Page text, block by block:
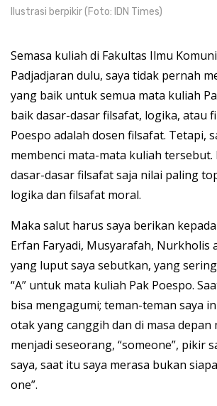
Ilustrasi berpikir (Foto: IDN Times)
Semasa kuliah di Fakultas Ilmu
Padjadjaran dulu, saya tidak pernah
yang baik untuk semua mata kuliah
baik dasar-dasar filsafat, logika, atau
Poespo adalah dosen filsafat. Tetapi,
membenci mata-mata kuliah tersebut.
dasar-dasar filsafat saja nilai paling
logika dan filsafat moral.
Maka salut harus saya berikan
Erfan Faryadi, Musyarafah, Nurkholis
yang luput saya sebutkan, yang
“A” untuk mata kuliah Pak Poespo.
bisa mengagumi; teman-teman saya
otak yang canggih dan di masa depan
menjadi seseorang, “someone”, pikir
saya, saat itu saya merasa bukan
one”.